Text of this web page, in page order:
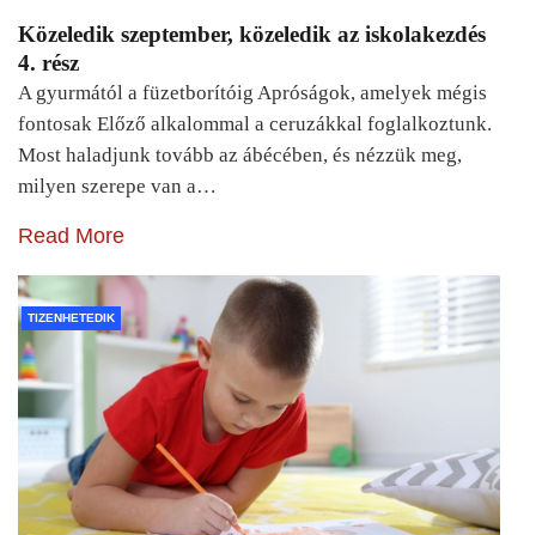
Közeledik szeptember, közeledik az iskolakezdés
4. rész
A gyurmától a füzetborítóig Apróságok, amelyek mégis
fontosak Előző alkalommal a ceruzákkal foglalkoztunk.
Most haladjunk tovább az ábécében, és nézzük meg,
milyen szerepe van a…
Read More
TIZENHETEDIK